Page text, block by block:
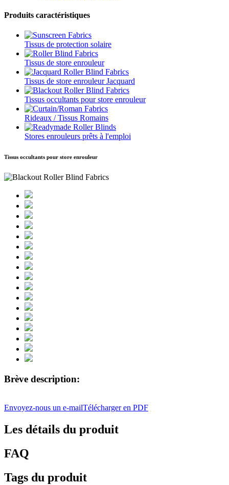
Produits caractéristiques
Tissus de protection solaire
Tissus de store enrouleur
Tissus de store enrouleur Jacquard
Tissus occultants pour store enrouleur
Rideaux / Tissus Romains
Stores enrouleurs prêts à l'emploi
Tissus occultants pour store enrouleur
Brève description:
Envoyez-nous un e-mailTélécharger en PDF
Les détails du produit
FAQ
Tags du produit